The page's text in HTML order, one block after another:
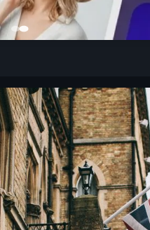
тарифы